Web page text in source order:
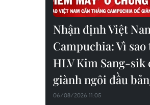
Nhận định Việt
Campuchia: Vì
HLV Kim Sang-sik
giành ngôi đầu
06/08/2026 11:05